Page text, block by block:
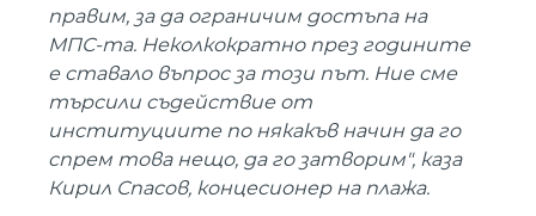
правим, за да ограничим достъпа на
МПС-та. Неколкократно през годините
е ставало въпрос за този път. Ние сме
търсили съдействие от
институциите по някакъв начин да го
спрем това нещо, да го затворим", каза
Кирил Спасов, концесионер на плажа.